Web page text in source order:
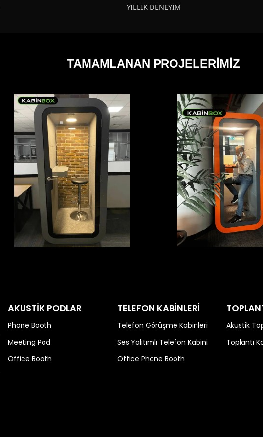
YILLIK DENEYİM
TAMAMLANAN PROJELERİMİZ
AKUSTİK PODLAR
Phone Booth
Meeting Pod
Office Booth
TELEFON KABİNLERİ
Telefon Görüşme Kabinleri
Ses Yalıtımlı Telefon Kabini
Office Phone Booth
Akustik
Toplantı